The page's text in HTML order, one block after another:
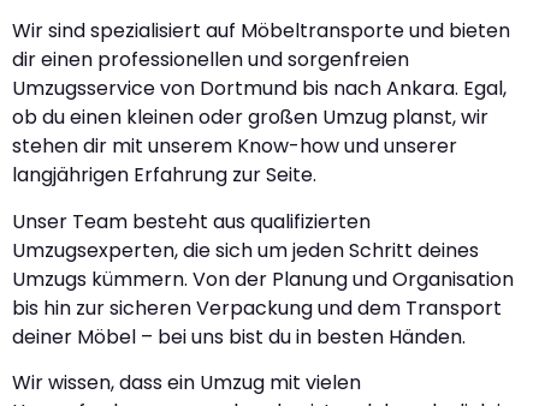
Wir sind spezialisiert auf Möbeltransporte und bieten
dir einen professionellen und sorgenfreien
Umzugsservice von Dortmund bis nach Ankara. Egal,
ob du einen kleinen oder großen Umzug planst, wir
stehen dir mit unserem Know-how und unserer
langjährigen Erfahrung zur Seite.
Unser Team besteht aus qualifizierten
Umzugsexperten, die sich um jeden Schritt deines
Umzugs kümmern. Von der Planung und Organisation
bis hin zur sicheren Verpackung und dem Transport
deiner Möbel – bei uns bist du in besten Händen.
Wir wissen, dass ein Umzug mit vielen